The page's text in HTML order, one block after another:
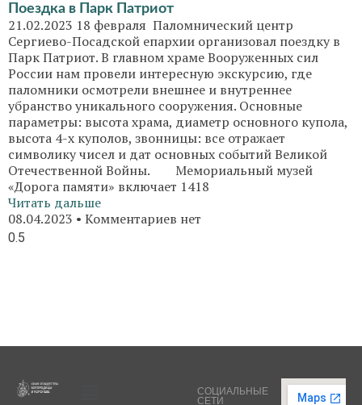
Поездка в Парк Патриот
21.02.2023 18 февраля Паломнический центр
Сергиево-Посадской епархии организовал поездку в
Парк Патриот. В главном храме Вооруженных сил
России нам провели интересную экскурсию, где
паломники осмотрели внешнее и внутреннее
убранство уникального сооружения. Основные
параметры: высота храма, диаметр основного купола,
высота 4-х куполов, звонницы: все отражает
символику чисел и дат основных событий Великой
Отечественной Войны. Мемориальный музей
«Дорога памяти» включает 1418
Читать дальше
08.04.2023
Комментариев нет
СОЦИАЛЬНЫЕ
СЕТИ